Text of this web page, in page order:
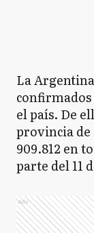
La
el país. De
provincia de
909.812 en
parte del 11
Ads